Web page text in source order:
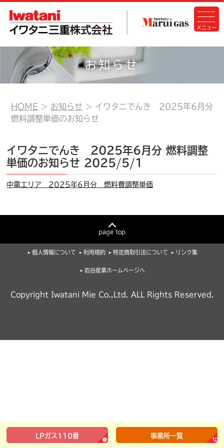
お知らせ
HOME お知らせ
イワタニでんき 2025年6月分
燃料調整単価のお知らせ
イワタニでんき 2025年6月分 燃料調整
単価のお知らせ 2025/5/1
中電エリア 2025年6月分 燃料費調整単価
page top
個人情報について 利用規約 特定商取引法について リンク集
岩谷産業ホームページへ
Copyright Iwatani Mie Co.,Ltd. ALL Rights Reserved.
LPガス110番 事業所一覧